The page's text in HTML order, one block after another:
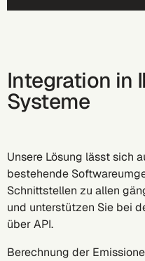
Integration in
Systeme
Unsere Lösung lässt sich
bestehende
Schnittstellen zu allen
und unterstützen Sie bei
über API.
Berechnung der